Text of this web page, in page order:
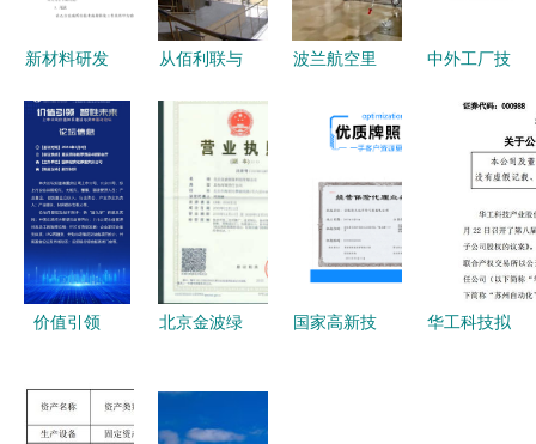
新材料研发
让与技术成
果转化协议
技术服务与
技术转让的
关键路径
从佰利联与
纷看粉体技
术合作的风
险 技术服
务与转让的
暗礁
波兰航空里
国产
升机完成首
飞，共订购
32架
中外工厂技
与技术服务
价值引领
——上市公
司价值体系
北京金波绿
术服务引领
绿色创新，
国家高新技
华工科技拟